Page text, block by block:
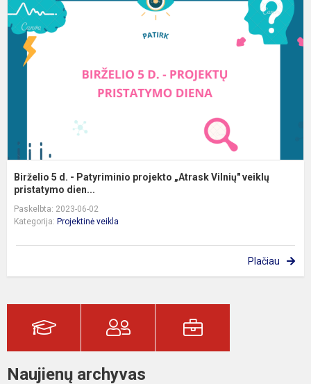
Birželio 5 d. - Patyriminio projekto „Atrask Vilnių" veiklų
pristatymo dien...
Paskelbta: 2023-06-02
Kategorija: Projektinė veikla
Plačiau
Naujienų archyvas